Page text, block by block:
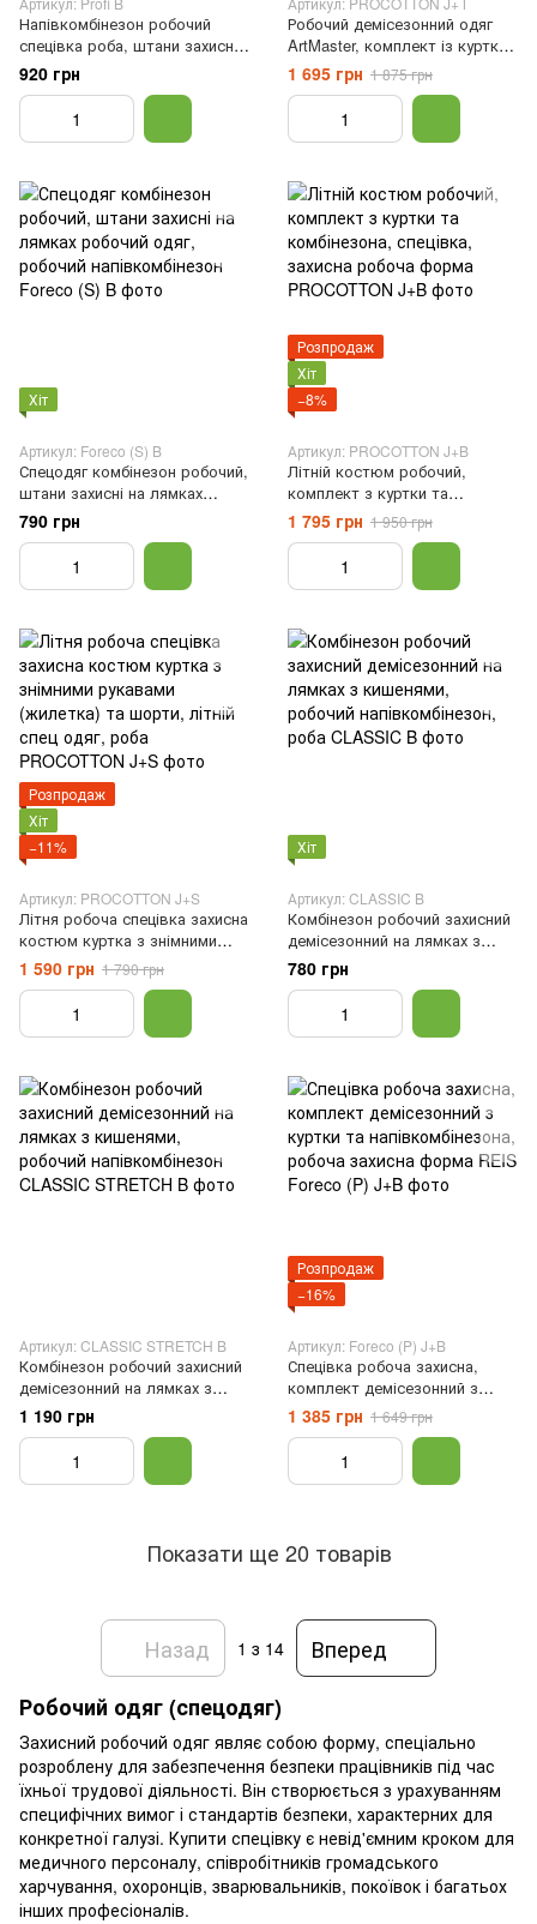
Напівкомбінезон робочий
спецівка роба, штани захисні
на лямках, робочий захисний
напівкомбінезон, роба, Сірий,
920 грн
Робочий демісезонний одяг
ArtMaster, комплект із куртки
та комбінезона, Літня робоча
уніформа, робоча форма,
Сірий, 46
1 695 грн 1 875 грн
Хіт
Артикул: Foreco (S) B
Спецодяг комбінезон робочий,
штани захисні на лямках
робочий одяг, робочий
напівкомбінезон, 46
790 грн
Розпродаж
Хіт
−8%
Артикул: PROCOTTON J+B
Літній костюм робочий,
комплект з куртки та
комбінезона, спецівка,
захисна робоча форма, Сірий,
1 795 грн 1 950 грн
Розпродаж
Хіт
−11%
Артикул: PROCOTTON J+S
Літня робоча спецівка захисна
костюм куртка з знімними
рукавами (жилетка) та шорти,
літній спец одяг, роба, Сірий,
1 590 грн 1 790 грн
Хіт
Артикул: CLASSIC B
Комбінезон робочий захисний
демісезонний на лямках з
кишенями, робочий
напівкомбінезон, роба, 46
780 грн
Артикул: CLASSIC STRETCH B
Комбінезон робочий захисний
демісезонний на лямках з
кишенями, робочий
напівкомбінезон, Зелений, 48
1 190 грн
Розпродаж
−16%
Артикул: Foreco (P) J+B
Спецівка робоча захисна,
комплект демісезонний з
куртки та напівкомбінезона,
робоча захисна форма REIS,
1 385 грн 1 649 грн
Показати ще 20 товарів
Назад 1 з 14
Вперед
Робочий одяг (спецодяг)
Захисний робочий одяг являє собою форму, спеціально
розроблену для забезпечення безпеки працівників під час
їхньої трудової діяльності. Він створюється з урахуванням
специфічних вимог і стандартів безпеки, характерних для
конкретної галузі. Купити спецівку є невід'ємним кроком для
медичного персоналу, співробітників громадського
харчування, охоронців, зварювальників, покоївок і багатьох
інших професіоналів.